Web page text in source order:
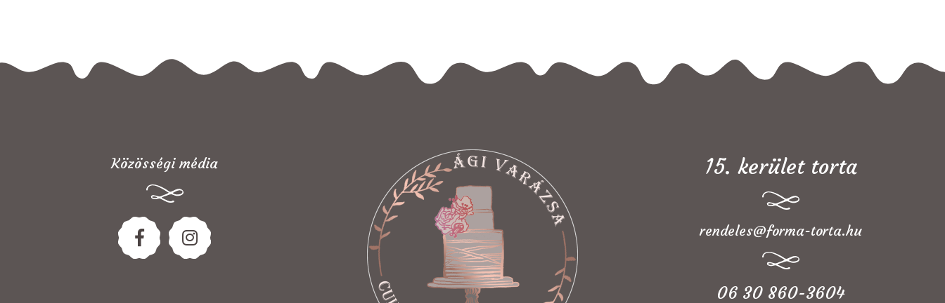
Közösségi média 15. kerület torta
rendeles@forma-torta.hu
06 30 860-3604